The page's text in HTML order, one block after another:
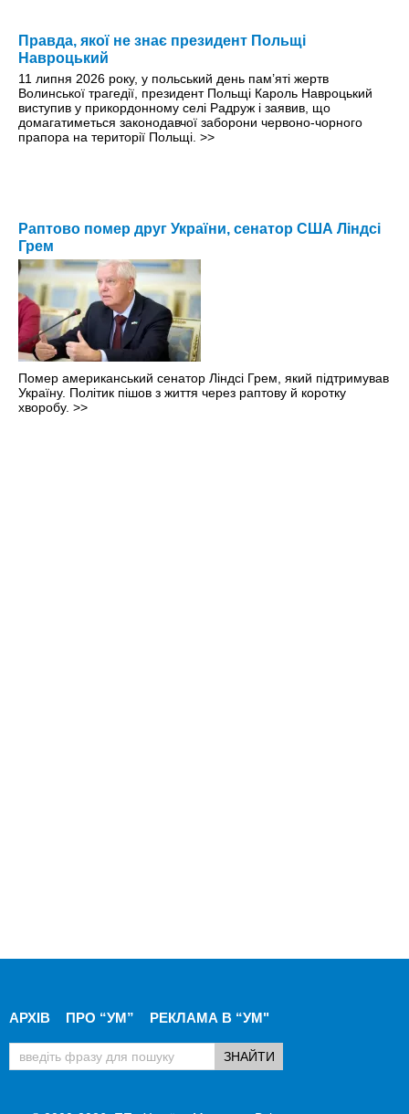
Правда, якої не знає президент Польщі
Навроцький
11 липня 2026 року, у польський день пам’яті жертв
Волинської трагедії, президент Польщі Кароль Навроцький
виступив у прикордонному селі Радруж і заявив, що
домагатиметься законодавчої заборони червоно-чорного
прапора на території Польщі. >>
Раптово помер друг України, сенатор США Ліндсі
Грем
Помер американський сенатор Ліндсі Грем, який підтримував
Україну. Політик пішов з життя через раптову й коротку
хворобу. >>
АРХІВ ПРО “УМ” РЕКЛАМА В “УМ"